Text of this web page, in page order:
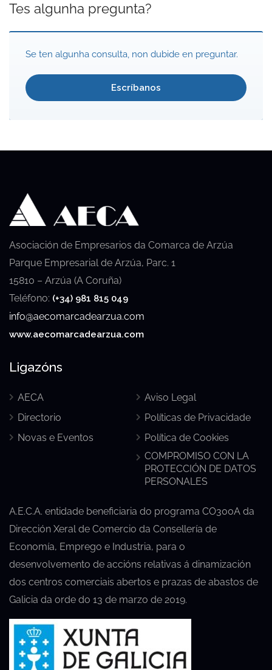
Tes algunha pregunta?
Se ten algunha consulta, non dubide en preguntar.
Escríbanos
Asociación de Empresarios da Comarca de Arzúa
Parque Empresarial de Arzúa, Parc. 1
15810 – Arzúa (A Coruña)
Teléfono: (+34) 981 815 049
info@aecomarcadearzua.com
www.aecomarcadearzua.com
Ligazóns
AECA
Directorio
Novas e Eventos
Aviso Legal
Políticas de Privacidade
Política de Cookies
COMPROMISO CON LA
PROTECCIÓN DE DATOS
PERSONALES
A.E.C.A. entidade beneficiaria do programa CO300A da
Dirección Xeral de Comercio da Consellería de
Economía, Emprego e Industria, para o
desenvolvemento de accións relativas á dinamización
dos centros comerciais abertos e prazas de abastos de
Galicia da orde do 13 de marzo de 2019.